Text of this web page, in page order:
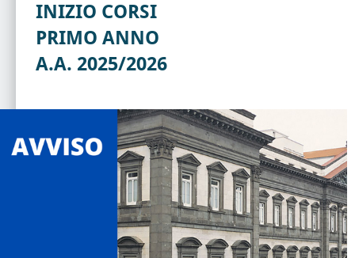
INIZIO CORSI
PRIMO ANNO
A.A. 2025/2026